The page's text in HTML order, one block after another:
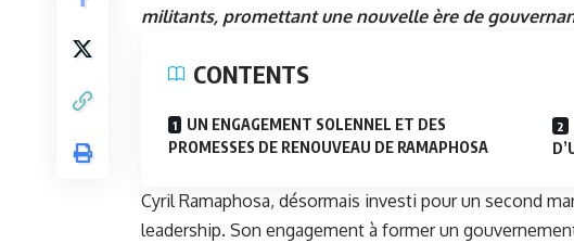
militants, promettant une nouvelle ère de
CONTENTS
UN ENGAGEMENT SOLENNEL ET DES
PROMESSES DE RENOUVEAU DE RAMAPHOSA
Cyril Ramaphosa, désormais investi pour un second
leadership. Son engagement à former un